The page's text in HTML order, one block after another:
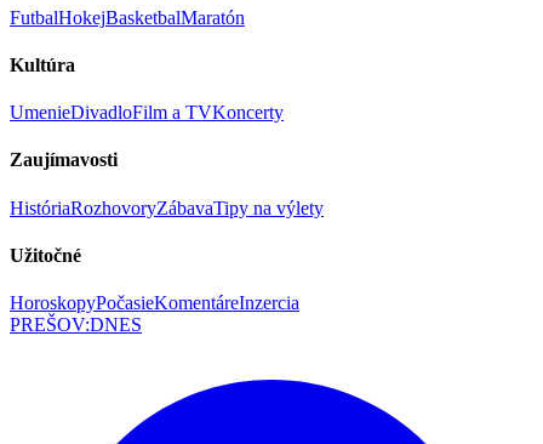
FutbalHokejBasketbalMaratón
Kultúra
UmenieDivadloFilm a TVKoncerty
Zaujímavosti
HistóriaRozhovoryZábavaTipy na výlety
Užitočné
HoroskopyPočasieKomentáreInzercia
PREŠOV:DNES